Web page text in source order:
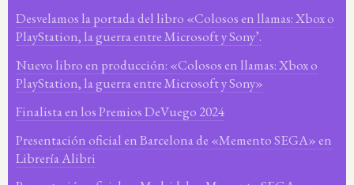
Desvelamos la portada del libro «Colosos en llamas: Xbox o
PlayStation, la guerra entre Microsoft y Sony’.
Nuevo libro en producción: «Colosos en llamas: Xbox o
PlayStation, la guerra entre Microsoft y Sony»
Finalista en los Premios DeVuego 2024
Presentación oficial en Barcelona de «Memento SEGA» en
Librería Alibri